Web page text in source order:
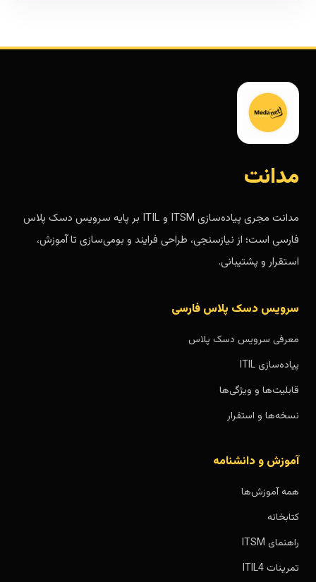
مدانت
مدانت مجری پیاده‌سازی ITSM و ITIL بر پایه سرویس دسک پلاس
فارسی است؛ از نیازسنجی، طراحی فرایند و بومی‌سازی تا آموزش،
استقرار و پشتیبانی.
سرویس دسک پلاس فارسی
معرفی سرویس دسک پلاس
پیاده‌سازی ITIL
قابلیت‌ها و ویژگی‌ها
نسخه‌ها و استقرار
آموزش و دانشنامه
همه آموزش‌ها
کتابخانه
راهنمای ITSM
تمرینات ITIL4